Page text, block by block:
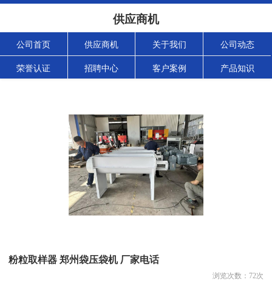
供应商机
公司首页 供应商机 关于我们 公司动态
荣誉认证 招聘中心 客户案例 产品知识
粉粒取样器 郑州袋压袋机 厂家电话
浏览次数： 72次